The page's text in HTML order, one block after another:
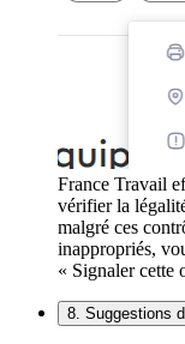
France Travail
vérifier la
malgré ces
inappropriés,
« Signaler cette
8. Suggestions